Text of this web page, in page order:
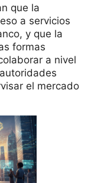
que la
a servicios
y que la
formas
a nivel
el mercado